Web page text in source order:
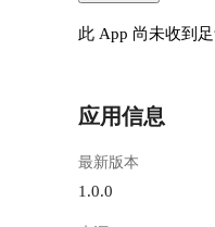
此 App 尚未收到
应用信息
最新版本
1.0.0